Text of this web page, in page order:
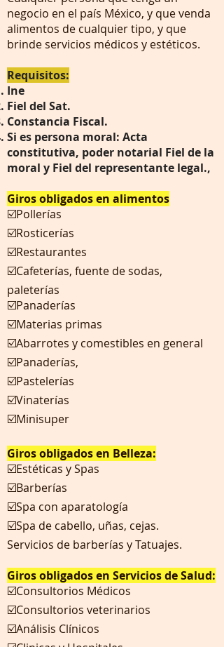
negocio en el país México, y que venda
alimentos de cualquier tipo, y que
brinde servicios médicos y estéticos.
Requisitos:
Ine
Fiel del Sat.
Constancia Fiscal.
Si es persona moral: Acta
constitutiva, poder notarial Fiel de la
moral y Fiel del representante legal.,
Giros obligados en alimentos
☑️Pollerías
☑️Rosticerías
☑️Restaurantes
☑️Cafeterías, fuente de sodas,
paleterías
☑️Panaderías
☑️Materias primas
☑️Abarrotes y comestibles en general
☑️Panaderías,
☑️Pastelerías
☑️Vinaterías
☑️Minisuper
Giros obligados en Belleza:
☑️Estéticas y Spas
☑️Barberías
☑️Spa con aparatología
☑️Spa de cabello, uñas, cejas.
Servicios de barberías y Tatuajes.
Giros obligados en Servicios de Salud:
☑️Consultorios Médicos
☑️Consultorios veterinarios
☑️Análisis Clínicos